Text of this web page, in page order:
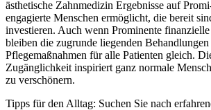
ästhetische Zahnmedizin Ergebnisse auf
engagierte Menschen ermöglicht, die bereit
investieren. Auch wenn Prominente
bleiben die zugrunde liegenden Behandlungen
Pflegemaßnahmen für alle Patienten gleich.
Zugänglichkeit inspiriert ganz normale
zu verschönern.
Tipps für den Alltag: Suchen Sie nach